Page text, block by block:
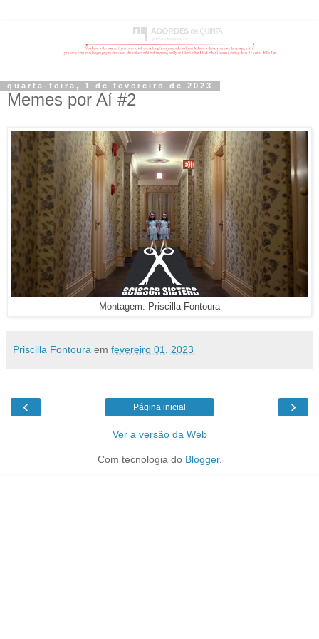
quarta-feira, 1 de fevereiro de 2023
Memes por Aí #2
Montagem: Priscilla Fontoura
Priscilla Fontoura em fevereiro 01, 2023
‹ ›
Página inicial
Ver a versão da Web
Com tecnologia do Blogger.